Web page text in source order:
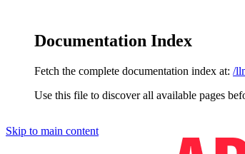
Documentation Index
Fetch the complete documentation index at: /
Use this file to discover all available pages
Skip to main content